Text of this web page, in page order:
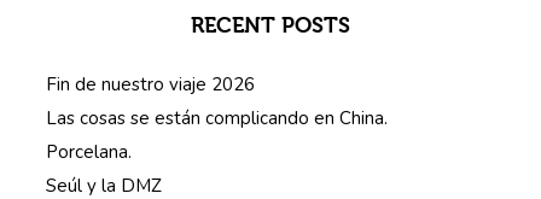
RECENT POSTS
Fin de nuestro viaje 2026
Las cosas se están complicando en China.
Porcelana.
Seúl y la DMZ